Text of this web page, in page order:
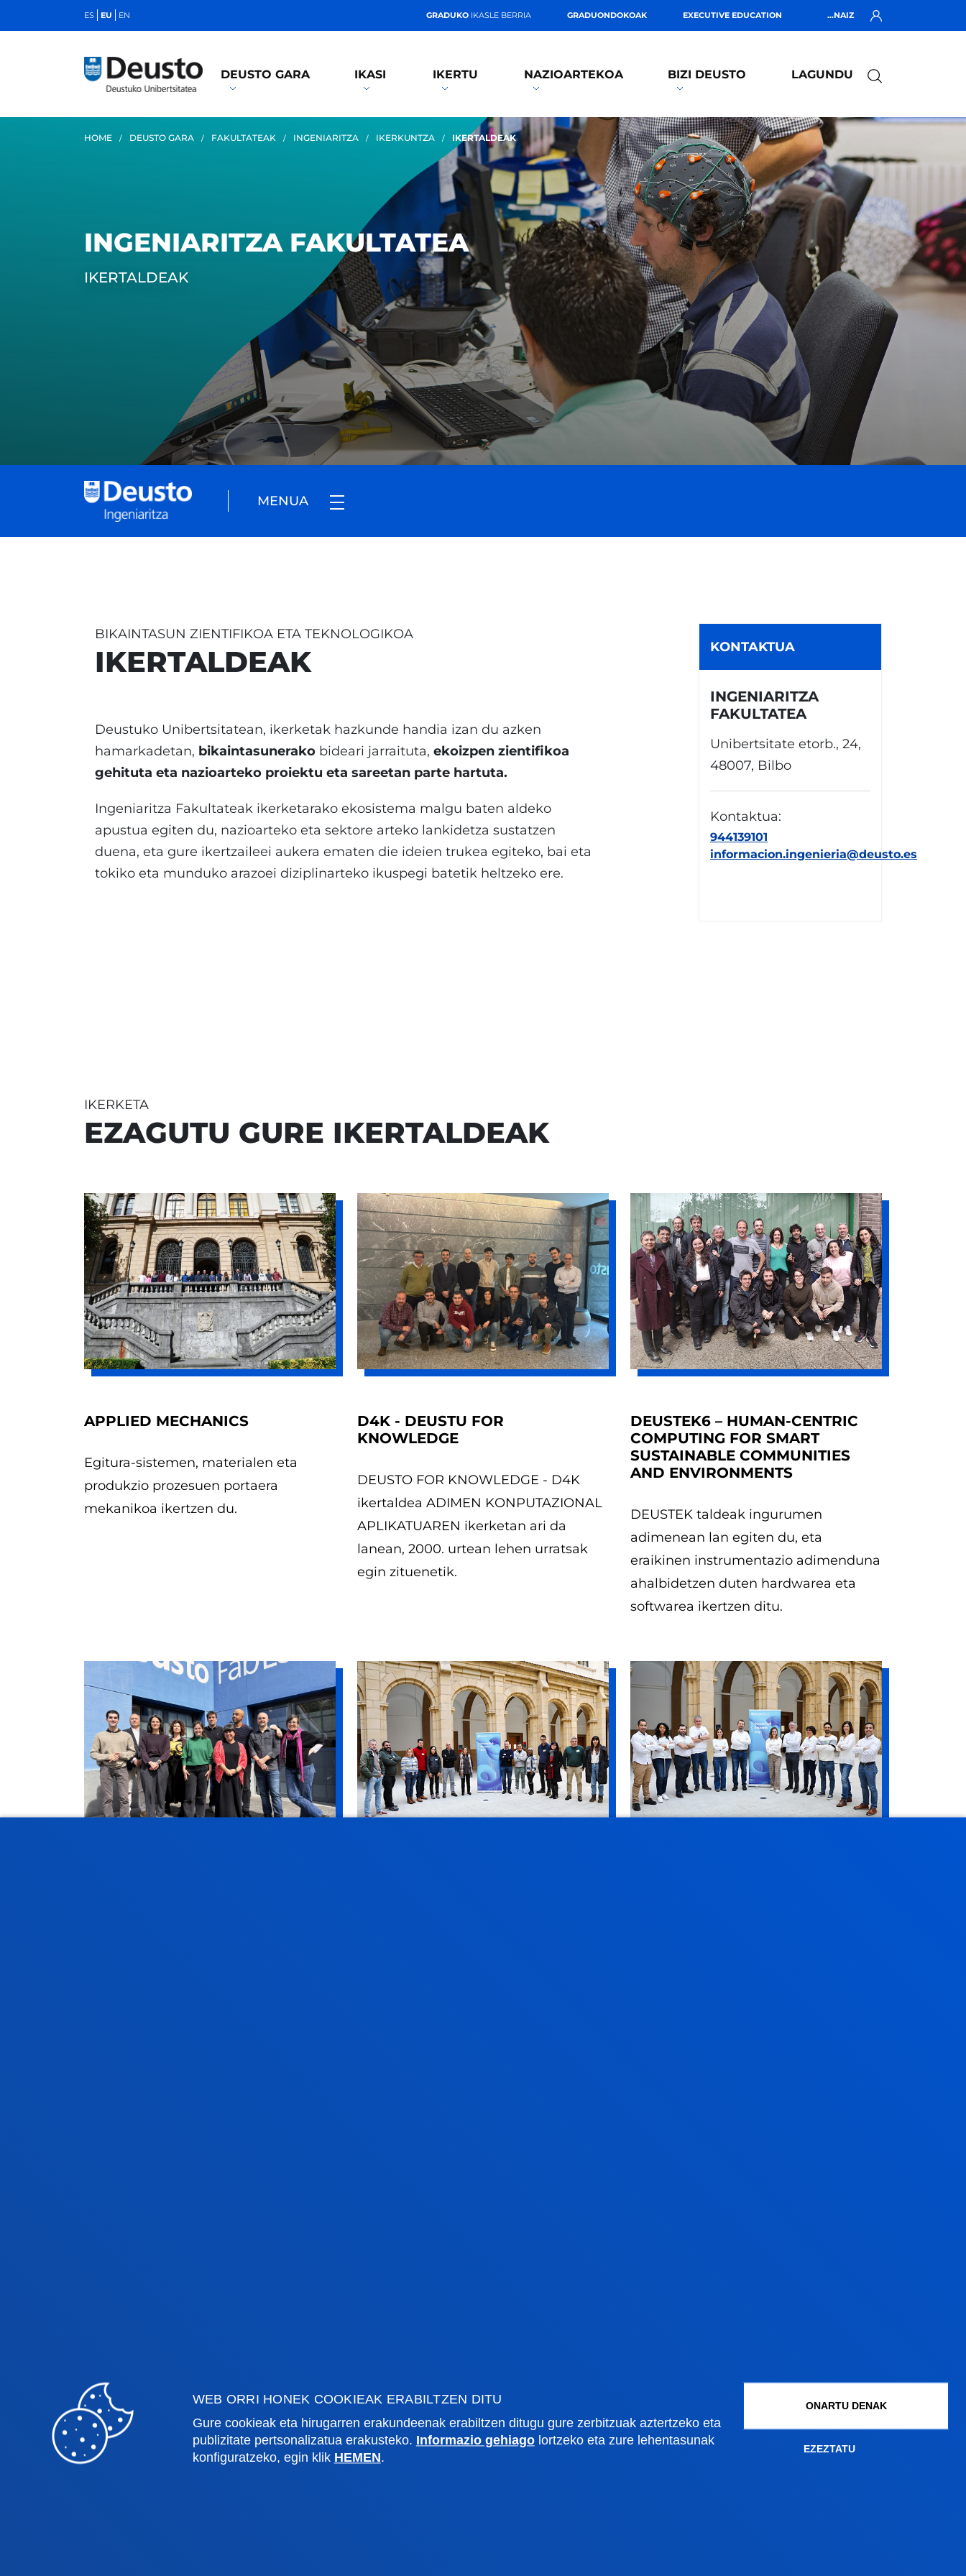
WEB ORRI HONEK COOKIEAK ERABILTZEN DITU
Gure cookieak eta hirugarren erakundeenak erabiltzen ditugu gure zerbitzuak aztertzeko eta
publizitate pertsonalizatua erakusteko. Informazio gehiagolortzeko eta zure lehentasunak
konfiguratzeko, egin klik HEMEN.
ONARTU DENAK
EZEZTATU
ES EU EN GRADUKO IKASLE BERRIA GRADUONDOKOAK EXECUTIVE EDUCATION ...NAIZ
DEUSTO GARA IKASI IKERTU NAZIOARTEKOA BIZI DEUSTO LAGUNDU
HOME DEUSTO GARA FAKULTATEAK INGENIARITZA IKERKUNTZA IKERTALDEAK
INGENIARITZA FAKULTATEA
IKERTALDEAK
MENUA
BIKAINTASUN ZIENTIFIKOA ETA TEKNOLOGIKOA
IKERTALDEAK
Deustuko Unibertsitatean, ikerketak hazkunde handia izan du azken
hamarkadetan, bikaintasunerako bideari jarraituta, ekoizpen zientifikoa
gehituta eta nazioarteko proiektu eta sareetan parte hartuta.
Ingeniaritza Fakultateak ikerketarako ekosistema malgu baten aldeko
apustua egiten du, nazioarteko eta sektore arteko lankidetza sustatzen
duena, eta gure ikertzaileei aukera ematen die ideien trukea egiteko, bai eta
tokiko eta munduko arazoei diziplinarteko ikuspegi batetik heltzeko ere.
KONTAKTUA
INGENIARITZA
FAKULTATEA
Unibertsitate etorb., 24,
48007, Bilbo
Kontaktua:
944139101
informacion.ingenieria@deusto.es
IKERKETA
EZAGUTU GURE IKERTALDEAK
APPLIED MECHANICS
Egitura-sistemen, materialen eta
produkzio prozesuen portaera
mekanikoa ikertzen du.
D4K - DEUSTU FOR
KNOWLEDGE
DEUSTO FOR KNOWLEDGE - D4K
ikertaldea ADIMEN KONPUTAZIONAL
APLIKATUAREN ikerketan ari da
lanean, 2000. urtean lehen urratsak
egin zituenetik.
DEUSTEK6 – HUMAN-CENTRIC
COMPUTING FOR SMART
SUSTAINABLE COMMUNITIES
AND ENVIRONMENTS
DEUSTEK taldeak ingurumen
adimenean lan egiten du, eta
eraikinen instrumentazio adimenduna
ahalbidetzen duten hardwarea eta
softwarea ikertzen ditu.